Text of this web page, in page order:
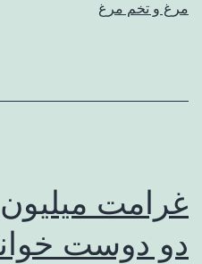
مرغ و تخم مرغ
غرامت
دو دوست